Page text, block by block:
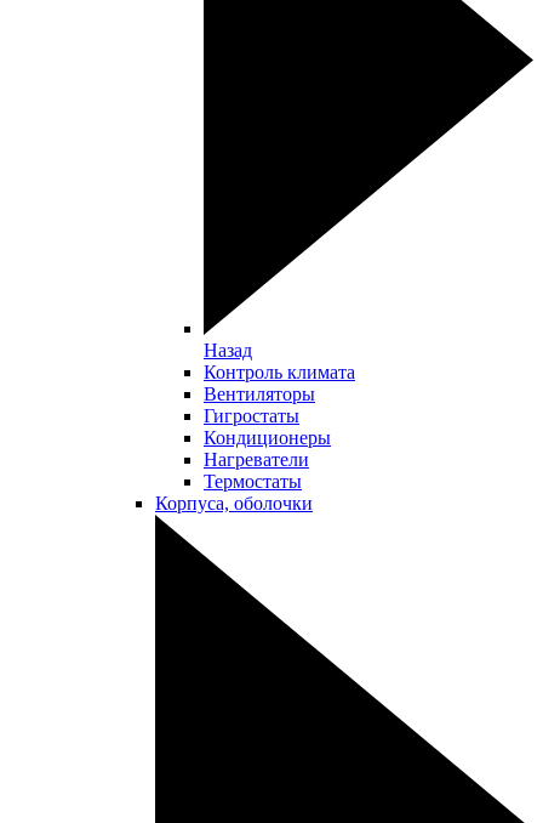
Назад
Контроль климата
Вентиляторы
Гигростаты
Кондиционеры
Нагреватели
Термостаты
Корпуса, оболочки